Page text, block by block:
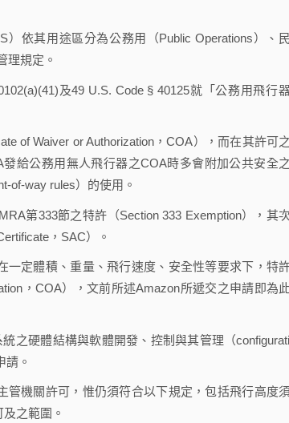
依其用途區分為公務用（Public Operations）、
理規定。
及49 U.S. Code § 40125就「公務用飛行器
of Waiver or Authorization，COA），而在其許可
給公務用無人飛行器之COA時多會附加公共安全
of-way rules）的使用。
第333節之特許（Section 333 Exemption），其
，SAC）。
定體積、重量、飛行速度、安全性等要求下，特
，COA），文前所述Amazon所遞交之申請即為
硬體結構與軟體開發、控制與其管理（
請。
機關許可，惟仍須符合以下規定，包括飛行高度
之範圍。